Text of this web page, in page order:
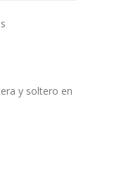
y soltero en